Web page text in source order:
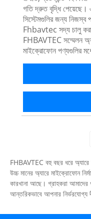
গতি দ্রুত বৃদ্ধি পেয়েছে।
সিস্টেমগুলির জন্য নিজস্ব
Fhbavtec সদ্য চালু
FHBAVTEC সম্মেলন
মাইক্রোফোন পণ্যগুলির
FHBAVTEC বহু বছর ধরে অ্যারে
উচ্চ মানের অ্যারে মাইক্রোফোন
কারখানা আছে। গ্রাহকরা আমাদের
আন্তরিকভাবে আপনার নির্ভরযোগ্য